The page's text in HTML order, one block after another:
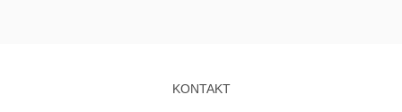
KONTAKT